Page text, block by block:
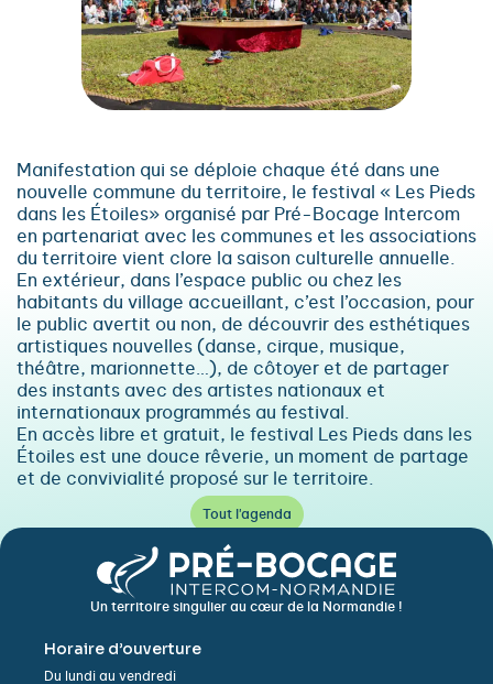
Manifestation qui se déploie chaque été dans une
nouvelle commune du territoire, le festival « Les Pieds
dans les Étoiles» organisé par Pré-Bocage Intercom
en partenariat avec les communes et les associations
du territoire vient clore la saison culturelle annuelle.
En extérieur, dans l’espace public ou chez les
habitants du village accueillant, c’est l’occasion, pour
le public avertit ou non, de découvrir des esthétiques
artistiques nouvelles (danse, cirque, musique,
théâtre, marionnette…), de côtoyer et de partager
des instants avec des artistes nationaux et
internationaux programmés au festival.
En accès libre et gratuit, le festival Les Pieds dans les
Étoiles est une douce rêverie, un moment de partage
et de convivialité proposé sur le territoire.
Tout l'agenda
Un territoire singulier au cœur de la Normandie !
Horaire d’ouverture
Du lundi au vendredi